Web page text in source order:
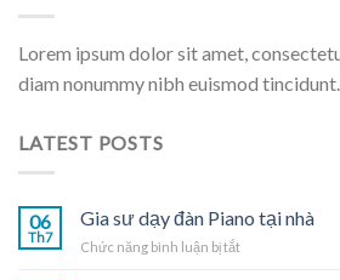
Lorem ipsum dolor sit amet,
diam nonummy nibh euismod tincidunt.
LATEST POSTS
06
Th7
Gia sư dạy đàn Piano tại nhà
Chức năng bình luận bị tắtở